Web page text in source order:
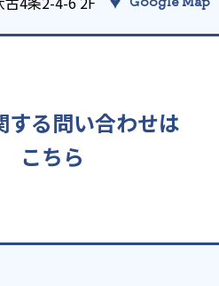
する問い合わせは
こちら